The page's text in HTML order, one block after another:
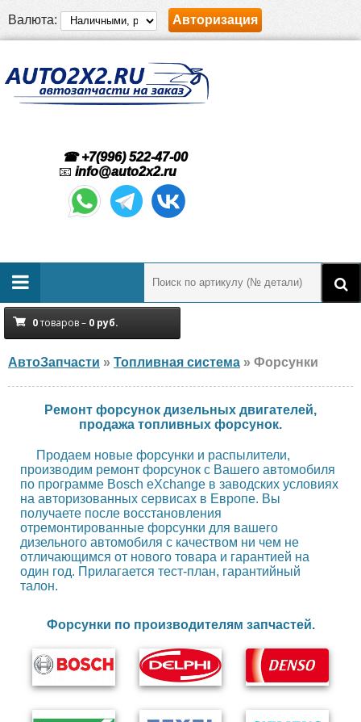
Валюта: Авторизация
☎ +7(996) 522-47-00
📧 info@auto2x2.ru
0товаров – 0 руб.
АвтоЗапчасти » Топливная система » Форсунки
Ремонт форсунок дизельных двигателей,
продажа топливных форсунок.
Продаем новые форсунки и распылители,
производим ремонт форсунок с Вашего автомобиля
по программе Bosch eXchange в заводских условиях
на авторизованных сервисах в Европе. Вы
получаете после восстановления
отремонтированные форсунки для вашего
дизельного автомобиля с качеством ни чем не
отличающимся от нового товара и гарантией на
один год. Прилагается тест-план, гарантийный
талон.
Форсунки по производителям запчастей.